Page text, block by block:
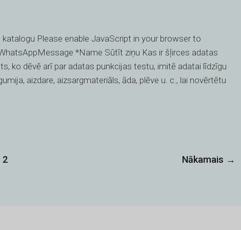
Please enable JavaScript in your browser to
*Name Sūtīt ziņu Kas ir šļirces adatas
ko dēvē arī par adatas punkcijas testu, imitē adatai līdzīgu
aizdare, aizsargmateriāls, āda, plēve u. c., lai novērtētu
2 Nākamais →